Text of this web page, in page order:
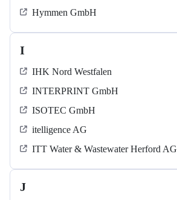
Hymmen GmbH
I
IHK Nord Westfalen
INTERPRINT GmbH
ISOTEC GmbH
itelligence AG
ITT Water & Wastewater Herford AG
J